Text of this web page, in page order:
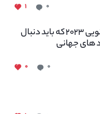
۰ ۱
مهم ترین رویداد های کریپتویی ۲۰۲۳ که باید دنبال
های جهانی
۰ ۰